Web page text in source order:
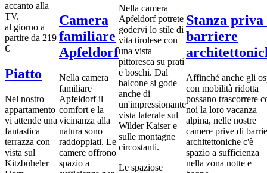
al giorno a
partire da 219
€
Piatto
Nel nostro
appartamento
vi attende una
fantastica
terrazza con
vista sul
Kitzbüheler
Camera
familiare
Apfeldorf
Nella camera
familiare
Apfeldorf il
comfort e la
vicinanza alla
natura sono
raddoppiati. Le
camere offrono
spazio a
Nella camera
Apfeldorf potrete
godervi lo stile di
vita tirolese con
una vista
pittoresca su prati
e boschi. Dal
balcone si gode
anche di
un'impressionante
vista laterale sul
Wilder Kaiser e
sulle montagne
circostanti.
Le spaziose
Stanza
barriere
Affinché anche gli
con mobilità ridotta
possano trascorrere
noi la loro vacanza
alpina, nelle nostre
camere prive di
architettoniche c'è
spazio a sufficienza
nella zona notte e